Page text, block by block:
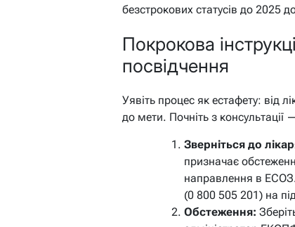
безстрокових статусів до 2025
Покрокова
посвідчення
Уявіть процес як естафету: від
до мети. Почніть з консультації
Зверніться до
призначає
направлення в
(0 800 505 201) на
Обстеження: